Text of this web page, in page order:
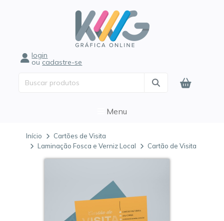
login
oucadastre-se
Menu
Início
Cartões de Visita
Laminação Fosca e Verniz Local
Cartão de Visita